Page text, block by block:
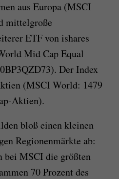
aus Europa (MSCI
mittelgroße
ETF von ishares
Mid Cap Equal
Der Index
(MSCI World: 1479
Aktien).
bloß einen kleinen
Regionenmärkte ab:
bei MSCI die größten
70 Prozent des